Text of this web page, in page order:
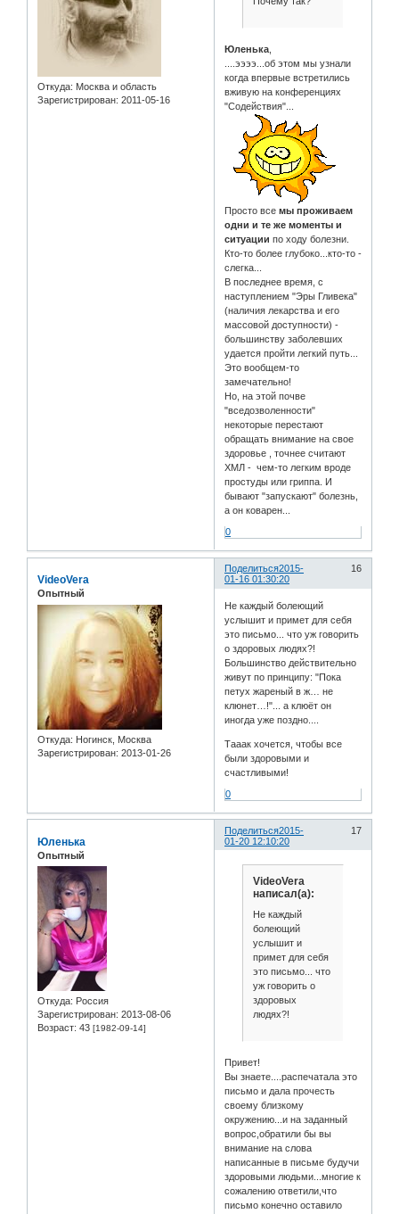
Откуда: Москва и область
Зарегистрирован: 2011-05-16
Юленька
....ээээ...об этом мы узнали
когда впервые встретились
вживую на конференциях
"Содействия"...
Просто всемы проживаем
одни и те же моменты и
ситуации по ходу болезни.
Кто-то более глубоко...кто-то -
слегка...
В последнее время, с
наступлением "Эры Гливека"
(наличия лекарства и его
массовой доступности) -
большинству заболевших
удается пройти легкий путь...
Это вообщем-то
замечательно!
Но, на этой почве
"вседозволенности"
некоторые перестают
обращать внимание на свое
здоровье , точнее считают
ХМЛ - чем-то легким вроде
простуды или гриппа. И
бывают "запускают" болезнь,
а он коварен...
0
Поделиться 16
2015-
01-16 01:30:20
VideoVera
Опытный
Откуда: Ногинск, Москва
Зарегистрирован: 2013-01-26
Не каждый болеющий
услышит и примет для себя
это письмо... что уж говорить
о здоровых людях?!
Большинство действительно
живут по принципу: "Пока
петух жареный в ж… не
клюнет…!"... а клюёт он
иногда уже поздно....
Тааак хочется, чтобы все
были здоровыми и
счастливыми!
0
Поделиться 17
2015-
01-20 12:10:20
Юленька
Опытный
Откуда: Россия
Зарегистрирован: 2013-08-06
Возраст: 43 [1982-09-14]
VideoVera
написал(а):
Не каждый
болеющий
услышит и
примет для себя
это письмо... что
уж говорить о
здоровых
людях?!
Привет!
Вы знаете....распечатала это
письмо и дала прочесть
своему близкому
окружению...и на заданный
вопрос,обратили бы вы
внимание на слова
написанные в письме будучи
здоровыми людьми...многие к
сожалению ответили,что
письмо конечно оставило